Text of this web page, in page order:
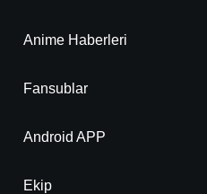
Anime Haberleri
Fansublar
Android APP
Ekip